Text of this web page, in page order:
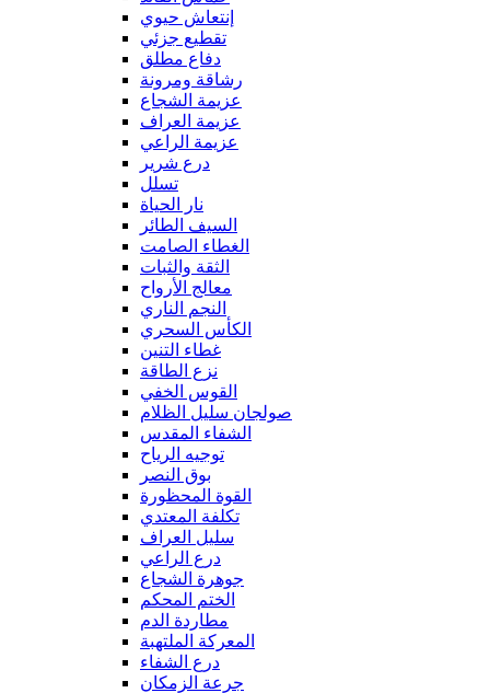
إنتعاش حيوي
تقطيع جزئي
دفاع مطلق
رشاقة ومرونة
عزيمة الشجاع
عزيمة العراف
عزيمة الراعي
درع شرير
تسلل
نار الحياة
السيف الطائر
الغطاء الصامت
الثقة والثبات
معالج الأرواح
النجم الناري
الكأس السحري
غطاء التنين
نزع الطاقة
القوس الخفي
صولجان سليل الظلام
الشفاء المقدس
توجيه الرياح
بوق النصر
القوة المحظورة
تكلفة المعتدي
سليل العراف
درع الراعي
جوهرة الشجاع
الختم المحكم
مطاردة الدم
المعركة الملتهبة
درع الشفاء
جرعة الزمكان